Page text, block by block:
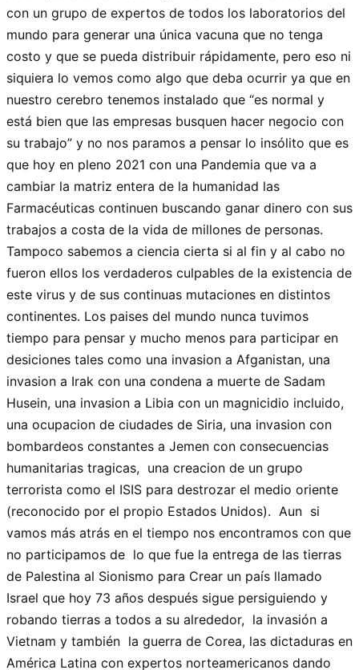
con un grupo de expertos de todos los laboratorios del
mundo para generar una única vacuna que no tenga
costo y que se pueda distribuir rápidamente, pero eso ni
siquiera lo vemos como algo que deba ocurrir ya que en
nuestro cerebro tenemos instalado que “es normal y
está bien que las empresas busquen hacer negocio con
su trabajo” y no nos paramos a pensar lo insólito que es
que hoy en pleno 2021 con una Pandemia que va a
cambiar la matriz entera de la humanidad las
Farmacéuticas continuen buscando ganar dinero con sus
trabajos a costa de la vida de millones de personas.
Tampoco sabemos a ciencia cierta si al fin y al cabo no
fueron ellos los verdaderos culpables de la existencia de
este virus y de sus continuas mutaciones en distintos
continentes. Los paises del mundo nunca tuvimos
tiempo para pensar y mucho menos para participar en
desiciones tales como una invasion a Afganistan, una
invasion a Irak con una condena a muerte de Sadam
Husein, una invasion a Libia con un magnicidio incluido,
una ocupacion de ciudades de Siria, una invasion con
bombardeos constantes a Jemen con consecuencias
humanitarias tragicas, una creacion de un grupo
terrorista como el ISIS para destrozar el medio oriente
(reconocido por el propio Estados Unidos). Aun si
vamos más atrás en el tiempo nos encontramos con que
no participamos de lo que fue la entrega de las tierras
de Palestina al Sionismo para Crear un país llamado
Israel que hoy 73 años después sigue persiguiendo y
robando tierras a todos a su alrededor, la invasión a
Vietnam y también la guerra de Corea, las dictaduras en
América Latina con expertos norteamericanos dando